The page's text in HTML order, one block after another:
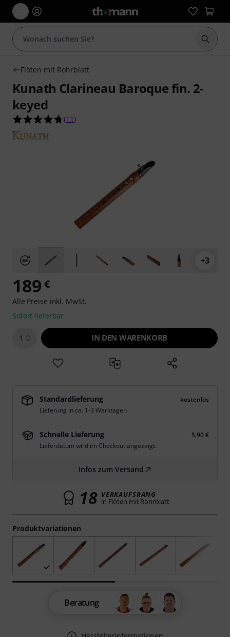
Suche
Flöten mit Rohrblatt
Kunath Clarineau Baroque fin. 2-
keyed
4.7 von 5 Sternen aus 11 Kundenbewertungen
(11 )
+3
Produktvariationen
189 €
Alle Preise inkl. MwSt.
Sofort lieferbar
1 IN DEN WARENKORB
Standardlieferung
kostenlos
Lieferung in ca. 1-3 Werktagen
Schnelle Lieferung
5,90 €
Lieferdatum wird im Checkout angezeigt.
Infos zum Versand
18 VERKAUFSRANG
in Flöten mit Rohrblatt
Beratung